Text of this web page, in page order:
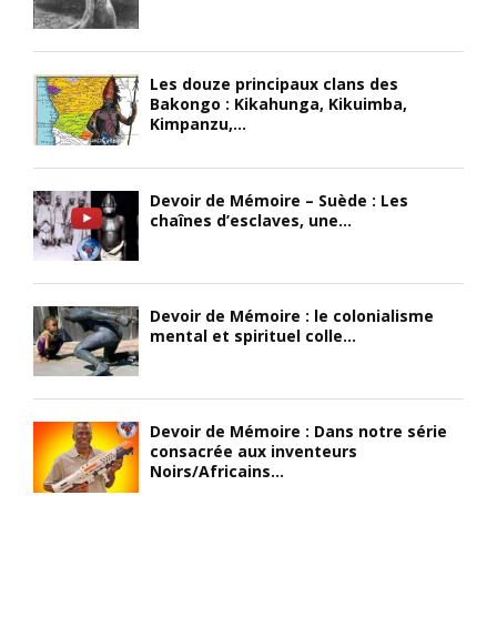
Les douze principaux clans des
Bakongo : Kikahunga, Kikuimba,
Kimpanzu,...
Devoir de Mémoire – Suède : Les
chaînes d’esclaves, une...
Devoir de Mémoire : le colonialisme
mental et spirituel colle...
Devoir de Mémoire : Dans notre série
consacrée aux inventeurs
Noirs/Africains...